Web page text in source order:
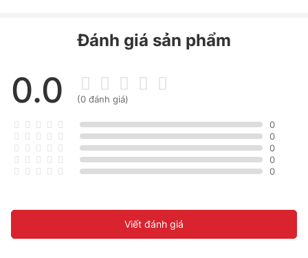
Đánh giá sản phẩm
0.0 (0 đánh giá)
0
0
0
0
0
Viết đánh giá